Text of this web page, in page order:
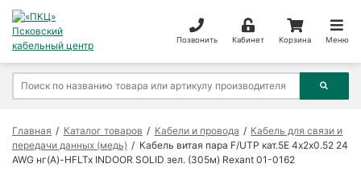
Позвонить Кабинет Корзина Меню
Главная Каталог товаров Кабели и провода
Кабель для связи и
передачи данных (медь)
Кабель витая пара F/UTP кат.5E 4х2х0.52 24
AWG нг(А)-HFLTx INDOOR SOLID зел. (305м) Rexant 01-0162